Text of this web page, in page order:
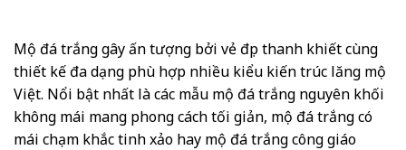
Mộ đá trắng gây ấn tượng bởi vẻ đẹp thanh khiết cùng
thiết kế đa dạng phù hợp nhiều kiểu kiến trúc lăng mộ
Việt. Nổi bật nhất là các mẫu mộ đá trắng nguyên khối
không mái mang phong cách tối giản, mộ đá trắng có
mái chạm khắc tinh xảo hay mộ đá trắng công giáo